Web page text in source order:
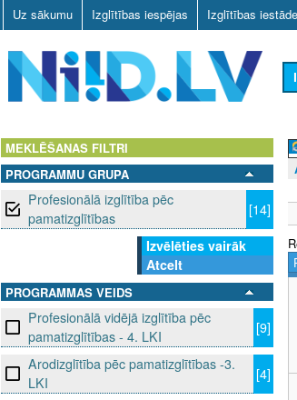
Uz sākumu Izglītības iespējas Izglītības
D
L
MEKLĒŠANAS FILTRI
PROGRAMMU GRUPA
Profesionālā izglītība pēc
pamatizglītības
[14]
Izvēlēties vairāk
Atcelt
PROGRAMMAS VEIDS
Profesionālā vidējā izglītība pēc
pamatizglītības - 4. LKI
[9]
Arodizglītība pēc pamatizglītības -3.
LKI
[4]